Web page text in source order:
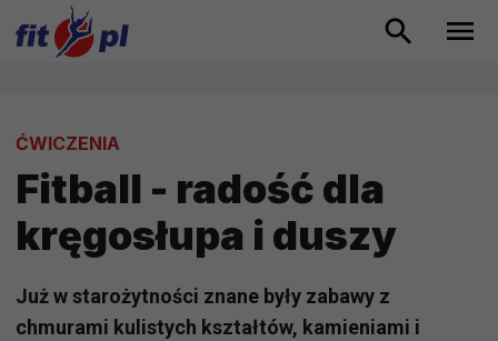
ĆWICZENIA
Fitball - radość dla
kręgosłupa i duszy
Już w starożytności znane były zabawy z
chmurami kulistych kształtów, kamieniami i